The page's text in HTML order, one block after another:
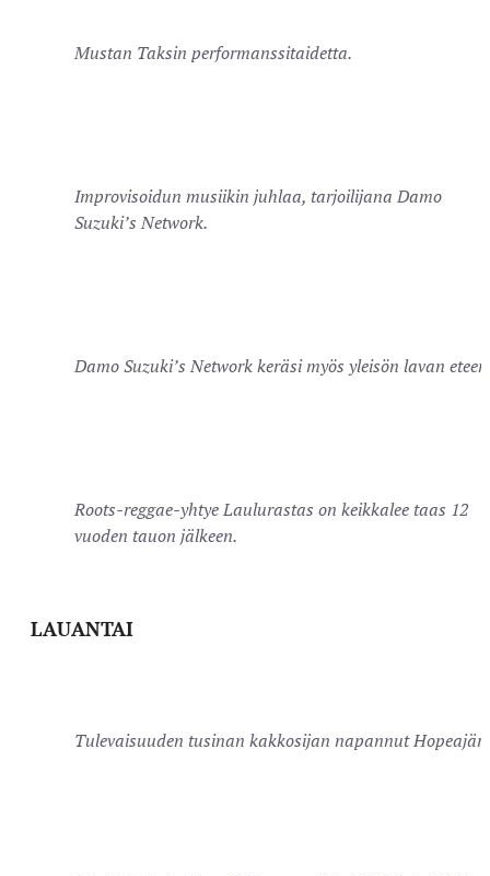
Mustan Taksin performanssitaidetta.
Improvisoidun musiikin juhlaa, tarjoilijana Damo
Suzuki’s Network.
Damo Suzuki’s Network keräsi myös yleisön lavan
Roots-reggae-yhtye Laulurastas on keikkalee taas 12
vuoden tauon jälkeen.
LAUANTAI
Tulevaisuuden tusinan kakkosijan napannut